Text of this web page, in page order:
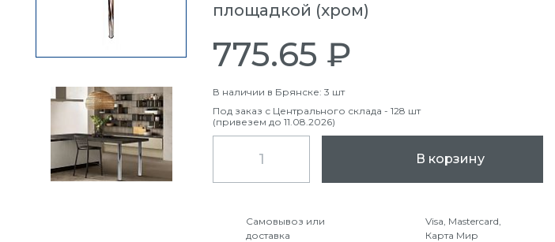
площадкой (хром)
775.65 ₽
В наличии в Брянске: 3 шт
Под заказ с Центрального склада - 128 шт
(привезем до 11.08.2026)
В корзину
Самовывоз или
доставка
Visa, Mastercard,
Карта Мир